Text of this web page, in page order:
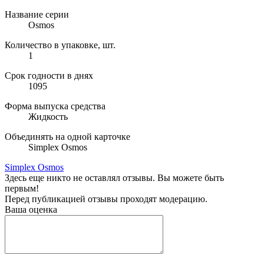
Название серии
Osmos
Количество в упаковке, шт.
1
Срок годности в днях
1095
Форма выпуска средства
Жидкость
Объединять на одной карточке
Simplex Osmos
Simplex Osmos
Здесь еще никто не оставлял отзывы. Вы можете быть
первым!
Перед публикацией отзывы проходят модерацию.
Ваша оценка